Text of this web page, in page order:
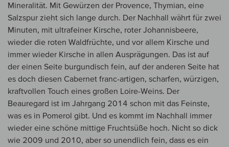
Mineralität. Mit Gewürzen der Provence, Thymian, eine
Salzspur zieht sich lange durch. Der Nachhall währt für zwei
Minuten, mit ultrafeiner Kirsche, roter Johannisbeere,
wieder die roten Waldfrüchte, und vor allem Kirsche und
immer wieder Kirsche in allen Ausprägungen. Das ist auf
der einen Seite burgundisch fein, auf der anderen Seite hat
es doch diesen Cabernet franc-artigen, scharfen, würzigen,
kraftvollen Touch eines großen Loire-Weins. Der
Beauregard ist im Jahrgang 2014 schon mit das Feinste,
was es in Pomerol gibt. Und es kommt im Nachhall immer
wieder eine schöne mittige Fruchtsüße hoch. Nicht so dick
wie 2009 und 2010, aber so unendlich fein, dass es ein